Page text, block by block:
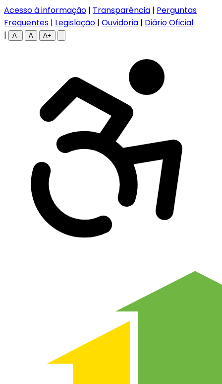
Acesso à informação | Transparência | Perguntas
Frequentes | Legislação | Ouvidoria | Diário Oficial
|
A- A A+